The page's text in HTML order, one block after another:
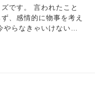
が自分が情けなく感じ
文雄があまりにも情け
を良くしようかなと思
れないので叶わないで
てました。 ふと考え
じゃないし、やらなく
われたこと
、感情的に物事を考え
い。 努力した
通の３０代